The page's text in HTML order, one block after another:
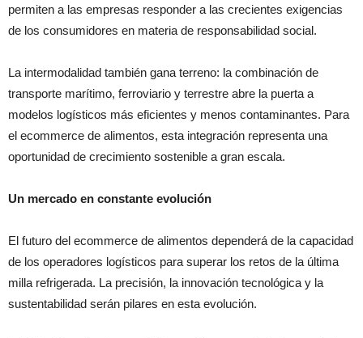
permiten a las empresas responder a las crecientes exigencias
de los consumidores en materia de responsabilidad social.
La intermodalidad también gana terreno: la combinación de
transporte marítimo, ferroviario y terrestre abre la puerta a
modelos logísticos más eficientes y menos contaminantes. Para
el ecommerce de alimentos, esta integración representa una
oportunidad de crecimiento sostenible a gran escala.
Un mercado en constante evolución
El futuro del ecommerce de alimentos dependerá de la capacidad
de los operadores logísticos para superar los retos de la última
milla refrigerada. La precisión, la innovación tecnológica y la
sustentabilidad serán pilares en esta evolución.